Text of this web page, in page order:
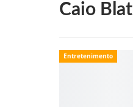
Caio Blat
Entretenimento